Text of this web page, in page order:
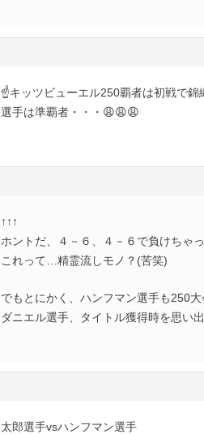
☝️キッツビューエル250覇者は初戦で
選手は準覇者・・・😩😩😩
↑↑↑
ホントだ、４－６、４－６で負けちゃ
これって…精霊流しモノ？(苦笑)
でもとにかく、ハンフマン選手も250大
ダニエル選手、タイトル獲得時を思い
太郎選手vsハンフマン選手